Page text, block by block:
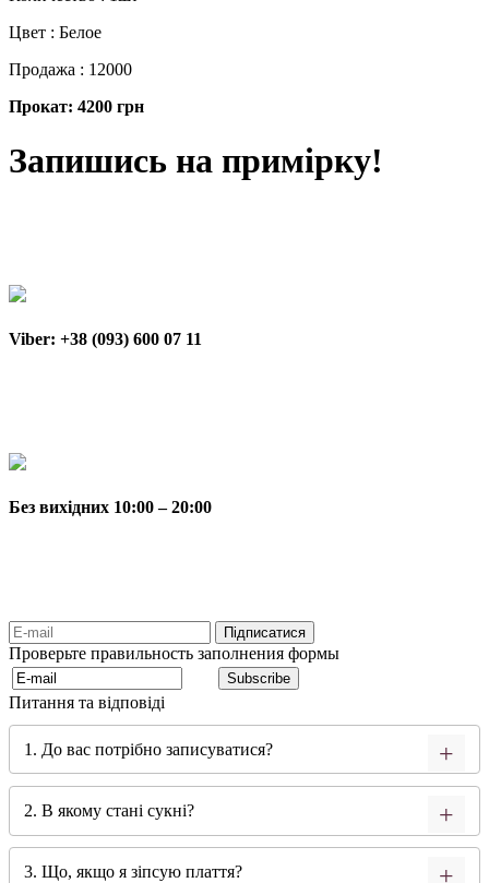
Цвет : Белое
Продажа : 12000
Прокат: 4200 грн
Запишись на примірку!
Viber: +38 (093) 600 07 11
Без вихідних 10:00 – 20:00
Проверьте правильность заполнения формы
Питання та відповіді
1. До вас потрібно записуватися?
2. В якому стані сукні?
3. Що, якщо я зіпсую плаття?